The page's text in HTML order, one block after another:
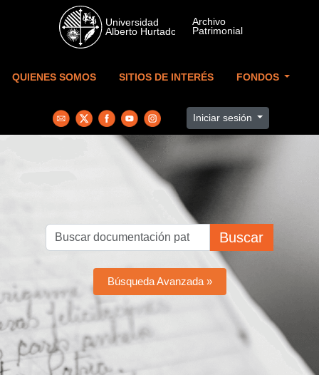
Skip to main content
QUIENES SOMOS SITIOS DE INTERÉS FONDOS
Iniciar sesión
Buscar
Búsqueda Avanzada »